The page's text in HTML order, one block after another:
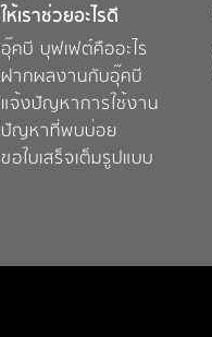
ให้เราช่วยอะไรดี
อุ๊คบี บุฟเฟต์คืออะไร
ฝากผลงานกับอุ๊คบี
แจ้งปัญหาการใช้งาน
ปัญหาที่พบบ่อย
ขอใบเสร็จเต็มรูปแบบ